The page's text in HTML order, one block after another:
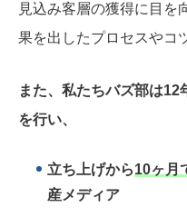
見込み客層の獲得に目を
果を出したプロセスやコ
また、私たちバズ部は
を行い、
立ち上げから10ヶ月
産メディア